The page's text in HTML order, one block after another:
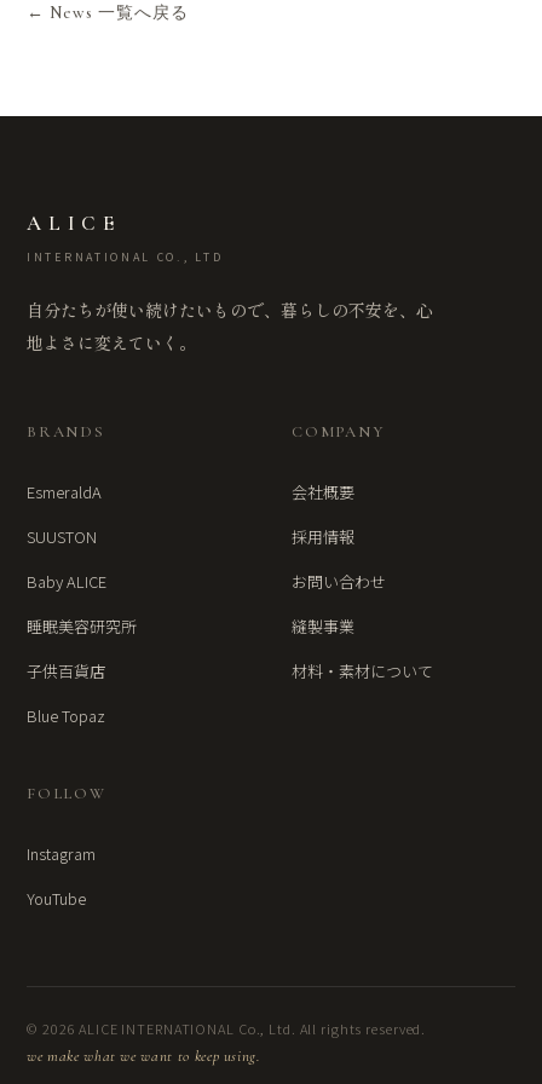
← News 一覧へ戻る
ALICE
INTERNATIONAL CO., LTD
自分たちが使い続けたいもので、暮らしの不安を、心
地よさに変えていく。
BRANDS
EsmeraldA
SUUSTON
Baby ALICE
睡眠美容研究所
子供百貨店
Blue Topaz
COMPANY
会社概要
採用情報
お問い合わせ
縫製事業
材料・素材について
FOLLOW
Instagram
YouTube
© 2026 ALICE INTERNATIONAL Co., Ltd. All rights reserved.
we make what we want to keep using.